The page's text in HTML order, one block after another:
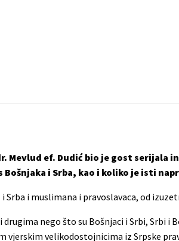
Mevlud ef. Dudić bio je gost serijala
i Srba, kao i koliko je isti
i muslimana i pravoslavaca, od
nego što su Bošnjaci i Srbi, Srbi i
velikodostojnicima iz Srpske